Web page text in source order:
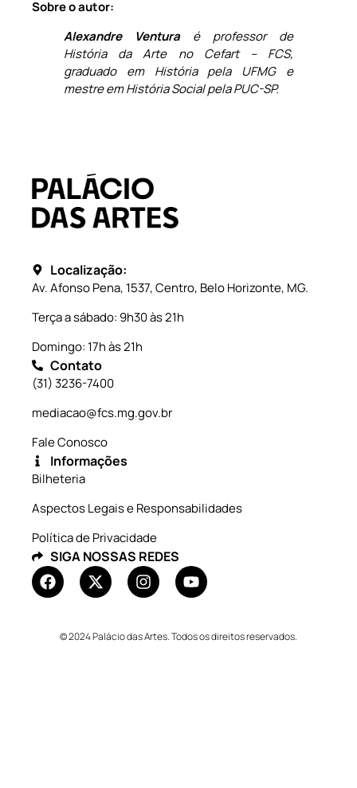
Sobre o autor:
Alexandre Venturaé professor de
História da Arte no Cefart – FCS,
graduado em História pela UFMG e
mestre em História Social pela PUC-SP.
Localização:
Av. Afonso Pena, 1537, Centro, Belo Horizonte, MG.
Terça a sábado: 9h30 às 21h
Domingo: 17h às 21h
Contato
(31) 3236-7400
mediacao@fcs.mg.gov.br
Fale Conosco
Informações
Bilheteria
Aspectos Legais e Responsabilidades
Política de Privacidade
SIGA NOSSAS REDES
© 2024 Palácio das Artes. Todos os direitos reservados.